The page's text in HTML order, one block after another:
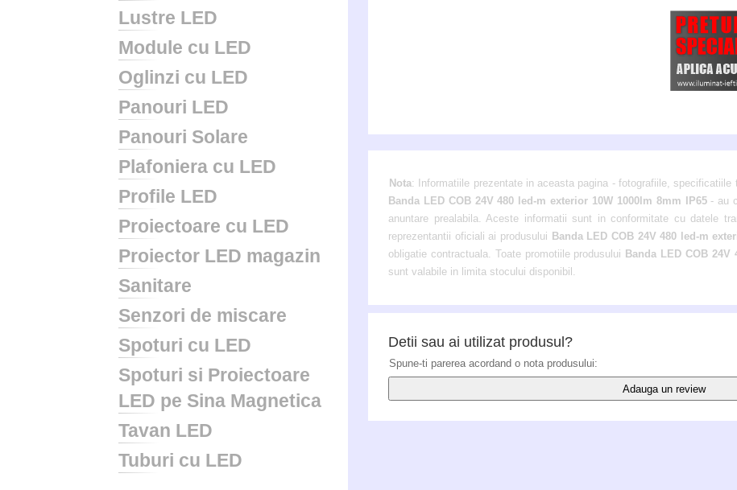
Lustre LED
Module cu LED
Oglinzi cu LED
Panouri LED
Panouri Solare
Plafoniera cu LED
Profile LED
Proiectoare cu LED
Proiector LED magazin
Sanitare
Senzori de miscare
Spoturi cu LED
Spoturi si Proiectoare
LED pe Sina Magnetica
Tavan LED
Tuburi cu LED
Nota: Informatiile prezentate in aceasta pagina - fotografiile,
Banda LED COB 24V 480 led-m exterior 10W 1000lm 8mm IP65 - au
anuntare prealabila. Aceste informatii sunt in conformitate cu datele
reprezentantii oficiali ai produsului Banda LED COB 24V 480 led-m
obligatie contractuala. Toate promotiile produsului Banda LED COB
sunt valabile in limita stocului disponibil.
Detii sau ai utilizat produsul?
Spune-ti parerea acordand o nota produsului:
Adauga un review